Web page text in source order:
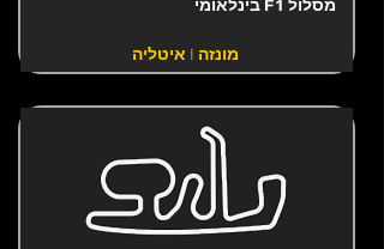
מסלול F1 בינלאומי
מונזה | איטליה